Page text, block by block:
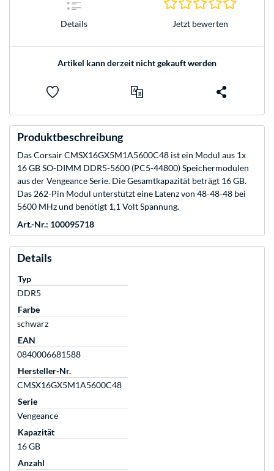
Details Jetzt bewerten
Artikel kann derzeit nicht gekauft werden
Produktbeschreibung
Das Corsair CMSX16GX5M1A5600C48 ist ein Modul aus 1x
16 GB SO-DIMM DDR5-5600 (PC5-44800) Speichermodulen
aus der Vengeance Serie. Die Gesamtkapazität beträgt 16 GB.
Das 262-Pin Modul unterstützt eine Latenz von 48-48-48 bei
5600 MHz und benötigt 1,1 Volt Spannung.
Art.-Nr.: 100095718
Details
Typ
DDR5
Farbe
schwarz
EAN
0840006681588
Hersteller-Nr.
CMSX16GX5M1A5600C48
Serie
Vengeance
Kapazität
16 GB
Anzahl